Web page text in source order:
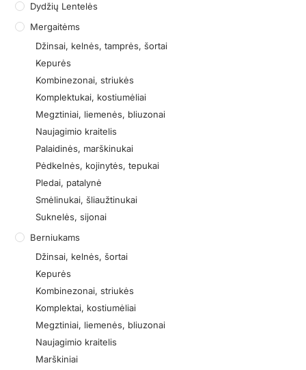
Dydžių Lentelės
Mergaitėms
Džinsai, kelnės, tamprės, šortai
Kepurės
Kombinezonai, striukės
Komplektukai, kostiumėliai
Megztiniai, liemenės, bliuzonai
Naujagimio kraitelis
Palaidinės, marškinukai
Pėdkelnės, kojinytės, tepukai
Pledai, patalynė
Smėlinukai, šliaužtinukai
Suknelės, sijonai
Berniukams
Džinsai, kelnės, šortai
Kepurės
Kombinezonai, striukės
Komplektai, kostiumėliai
Megztiniai, liemenės, bliuzonai
Naujagimio kraitelis
Marškiniai